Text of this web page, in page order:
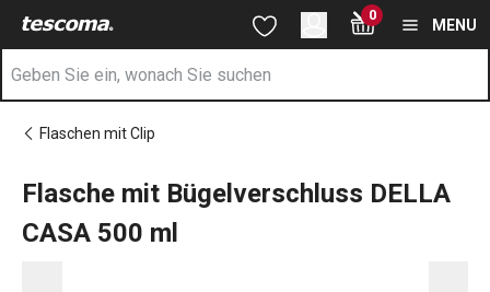
Sie befinden sich auf der Flasche mit Bügelverschluss DELLA
Zum Hauptinhalt springen
Zur Suche springen
Zur Navigation springen 0
MENU
Flaschen mit Clip
Flasche mit Bügelverschluss DELLA
CASA 500 ml